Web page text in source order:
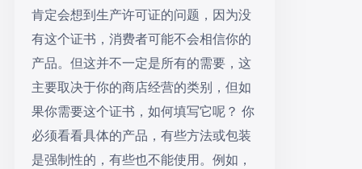
肯定会想到生产许可证的问题，因为没
有这个证书，消费者可能不会相信你的
产品。但这并不一定是所有的需要，这
主要取决于你的商店经营的类别，但如
果你需要这个证书，如何填写它呢？ 你
必须看看具体的产品，有些方法或包装
是强制性的，有些也不能使用。例如，